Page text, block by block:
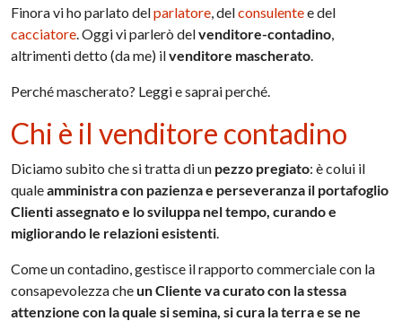
Finora vi ho parlato delparlatore, delconsulentee del
cacciatore. Oggi vi parlerò delvenditore-contadino,
altrimenti detto (da me) ilvenditore mascherato.
Perché mascherato? Leggi e saprai perché.
Chi è il venditore contadino
Diciamo subito che si tratta di un pezzo pregiato: è colui il
qualeamministra con pazienza e perseveranza il portafoglio
Clienti assegnato e lo sviluppa nel tempo, curando e
migliorando le relazioni esistenti.
Come un contadino, gestisce il rapporto commerciale con la
consapevolezza cheun Cliente va curato con la stessa
attenzione con la quale si semina, si cura la terra e se ne